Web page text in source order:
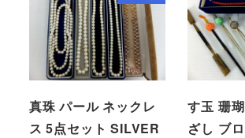
真珠 パール ネックレ
ス 5点セット SILVER
す玉 珊
ざし ブ